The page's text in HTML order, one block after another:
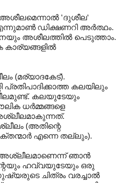
‘ദുശീല‘
എന്നുമാണ്‍ ഡിക്ഷണറി അര്‍ത്ഥം.
അശീലത്തില്‍ പെടുത്താം.
കാര്യങ്ങളില്‍
(മര്യാദകേട്).
പ്രതിപാദിക്കാത്ത കലയിലും
കലയുടേയും
ധര്‍മ്മങ്ങളെ
(അതിന്റെ
എന്നെ തല്ലും).
ഞാന്‍
ഹവ്വയുടേയും ഒരു
ചിത്രം വരച്ചാല്‍